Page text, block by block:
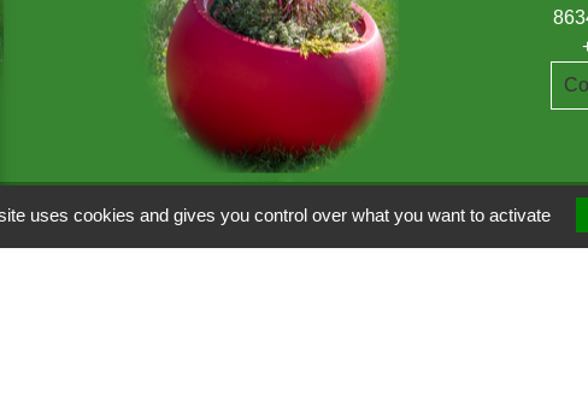
uses cookies and gives you control over what you want to activate